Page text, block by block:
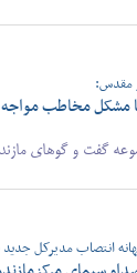
مقدس:
مشکل مخاطب
گفت و گوهای
انتصاب مدیرکل